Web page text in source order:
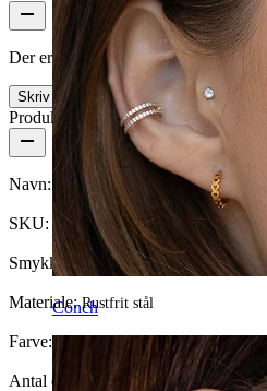
Conch
Der er ingen anmeldelser af dette
Skriv en anmeldelse
Produktdetaljer
Navn: Bead tweezer
SKU: Tool-28
Smykketype: Værktøj
Materiale:Rustfrit stål
Farve:
Antal enheder: